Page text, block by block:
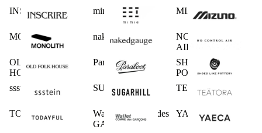
INSCRIRE mimie MIZUNO
MONOLITH nakedgauge
NO CONTROL
AIR
OLD FOLK
HOUSE
Paraboot
SHOES LIKE
POTTERY
ssstein
SUGARHILL TEATORA
TODAYFUL
Wallet COMME des
GARCONS
YAECA